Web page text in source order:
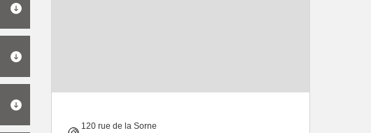
120 rue de la Sorne